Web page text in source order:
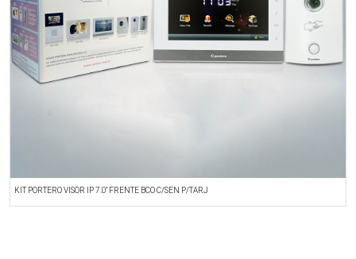
KIT PORTERO VISOR IP 7.0'' FRENTE BCO C/SEN P/TARJ